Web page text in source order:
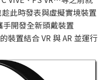
此時發表與虛擬實境裝置
開發全新頭戴裝置
裝置結合 VR 與 AR 並運行